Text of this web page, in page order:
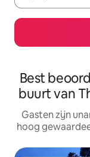
Best
buurt van
Gasten zijn
hoog